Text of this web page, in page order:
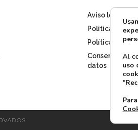
Aviso legal
Política de
Política de
datos
Al
uso